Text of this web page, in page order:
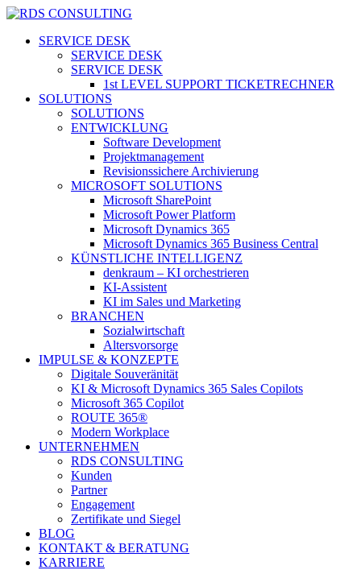
Skip
main
search
Menu
SERVICE DESK
SERVICE DESK
SERVICE DESK
1st LEVEL SUPPORT TICKETRECHNER
SOLUTIONS
SOLUTIONS
ENTWICKLUNG
Software Development
Projektmanagement
Revisionssichere Archivierung
MICROSOFT SOLUTIONS
Microsoft SharePoint
Microsoft Power Platform
Microsoft Dynamics 365
Microsoft Dynamics 365 Business Central
KÜNSTLICHE INTELLIGENZ
denkraum – KI orchestrieren
KI-Assistent
KI im Sales und Marketing
BRANCHEN
Sozialwirtschaft
Altersvorsorge
IMPULSE & KONZEPTE
Digitale Souveränität
KI & Microsoft Dynamics 365 Sales Copilots
Microsoft 365 Copilot
ROUTE 365®
Modern Workplace
UNTERNEHMEN
RDS CONSULTING
Kunden
Partner
Engagement
Zertifikate und Siegel
BLOG
KONTAKT & BERATUNG
KARRIERE